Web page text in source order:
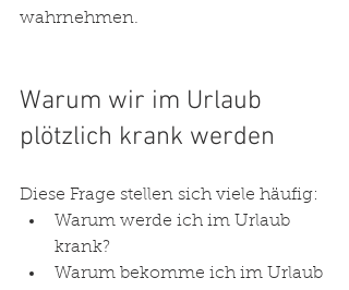
wahrnehmen.
Warum wir im Urlaub
plötzlich krank werden
Diese Frage stellen sich viele häufig:
Warum werde ich im Urlaub
krank?
Warum bekomme ich im Urlaub